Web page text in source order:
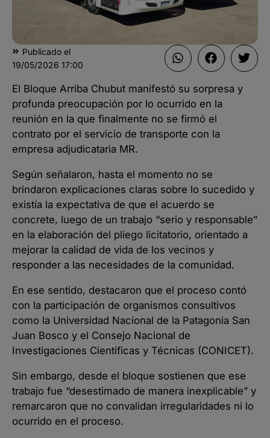
Publicado el
19/05/2026 17:00
El Bloque Arriba Chubut manifestó su sorpresa y
profunda preocupación por lo ocurrido en la
reunión en la que finalmente no se firmó el
contrato por el servicio de transporte con la
empresa adjudicataria MR.
Según señalaron, hasta el momento no se
brindaron explicaciones claras sobre lo sucedido y
existía la expectativa de que el acuerdo se
concrete, luego de un trabajo “serio y responsable”
en la elaboración del pliego licitatorio, orientado a
mejorar la calidad de vida de los vecinos y
responder a las necesidades de la comunidad.
En ese sentido, destacaron que el proceso contó
con la participación de organismos consultivos
como la Universidad Nacional de la Patagonia San
Juan Bosco y el Consejo Nacional de
Investigaciones Científicas y Técnicas (CONICET).
Sin embargo, desde el bloque sostienen que ese
trabajo fue “desestimado de manera inexplicable” y
remarcaron que no convalidan irregularidades ni lo
ocurrido en el proceso.